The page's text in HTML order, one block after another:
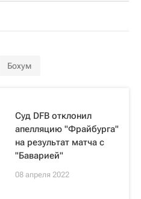
Бохум
Суд DFB отклонил
апелляцию "Фрайбурга"
на результат матча с
"Баварией"
08 апреля 2022